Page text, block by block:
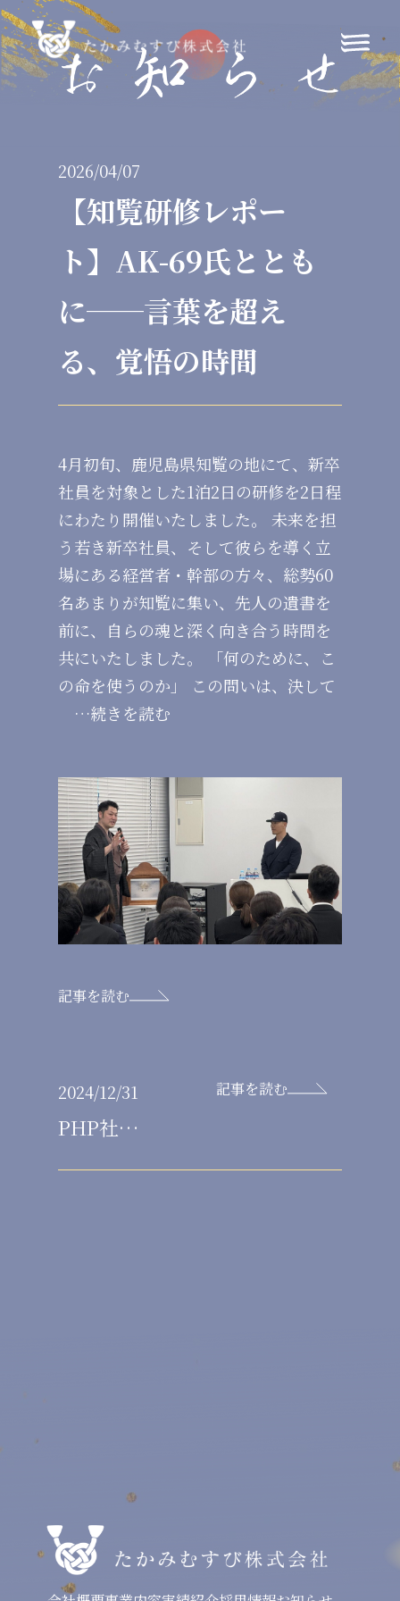
2026/04/07
【知覧研修レポー
ト】AK-69氏ととも
に──言葉を超え
る、覚悟の時間
4月初旬、鹿児島県知覧の地にて、新卒
社員を対象とした1泊2日の研修を2日程
にわたり開催いたしました。 未来を担
う若き新卒社員、そして彼らを導く立
場にある経営者・幹部の方々、総勢60
名あまりが知覧に集い、先人の遺書を
前に、自らの魂と深く向き合う時間を
共にいたしました。 「何のために、こ
の命を使うのか」 この問いは、決して
…続きを読む
記事を読む
2024/12/31
PHP社
記事を読む